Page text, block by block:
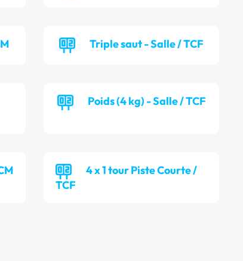
Triple saut - Salle / TCF
Poids (4 kg) - Salle / TCF
4 x 1 tour Piste Courte /
TCF